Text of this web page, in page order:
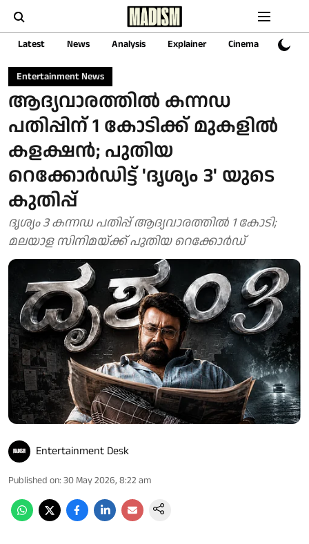
Latest News Analysis Explainer Cinema Sports
Entertainment News
ആദ്യവാരത്തിൽ കന്നഡ
പതിപ്പിന് 1 കോടിക്ക് മുകളിൽ
കളക്ഷൻ; പുതിയ
റെക്കോർഡിട്ട് 'ദൃശ്യം 3' യുടെ
കുതിപ്പ്
ദൃശ്യം 3 കന്നഡ പതിപ്പ് ആദ്യവാരത്തിൽ 1 കോടി;
മലയാള സിനിമയ്ക്ക് പുതിയ റെക്കോർഡ്
Entertainment Desk
Published on: 30 May 2026, 8:22 am